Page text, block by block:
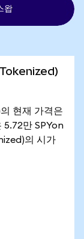
왑
현재 가격은
5.72만 SPYon
의 시가